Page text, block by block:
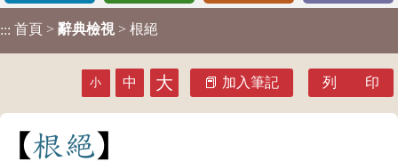
::: 首頁 > 辭典檢視 > 根絕
小 中 大 加入筆記 列 印
根 絕